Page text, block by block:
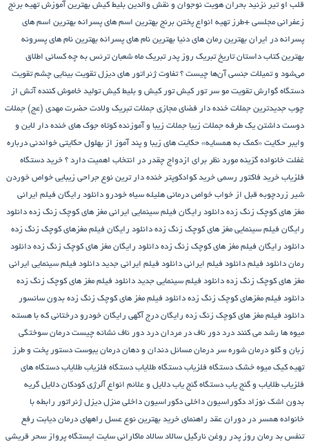
قلب او تیر نزنید بحران هویت نوجوان و نقش والدین بلیط کیش بهترین آموزش تهیه برنج
زعفرانی مجلسی +طرز تهیه انواع پختن برنج بهترین اسم های پسرانه بهترین اسم های
پسرانه در ایران بهترین رمان های دنیا بهترین نام های پسرانه بهترین نام های پسرونه
بهترین کتاب داستان تاریخ تبریک روز پدر تبریک ماه شعبان ترنس به چه کسانی اطلاق
می‌شود و تمیلات جنسی آن‌ها چیست ؟ تفاوت ژنراتور های دیزل تقویت بینایی چشم تقویت
دستگاه گوارش تقویت مو سر تور کیش تور کیش و بلیط کیش تولید خاموش کننده آتش از
چوب جدیدترین جملات خنده دار فضای مجازی جملات تبریک ولادت حضرت مهدی (عج) جملات
دوست داشتن یک طرفه جملات زیبا جملات زیبا و آموزنده کوتاه جوک های خنده دار لاین و
وایبر حکایت «کمک به همسایه» حکایت های زیبا و پند آموز از بهلول حکایتی خواندنی درباره
غفلت خانواده گزینه مورد نظر برای ازدواج چقدر در انتخاب اهمیت دارد ؟ خرید دستگاه
فلزیاب خرید فاکتور رسمی خرید کوادکوپتر خنده دار ترین نوع جراحی زیبایی خواص خوردن
شیر زردچوبه قبل از خواب خواص درمانی هلیله سیاه خودرو دانلود رایگان فیلم ایرانی
مغز های کوچک زنگ زده دانلود رایگان فیلم سینمایی ایرانی مغز های کوچک زنگ زده دانلود
رایگان فیلم سینمایی مغز های کوچک زنگ زده دانلود رایگان فیلم مغزهای کوچک زنگ زده
دانلود رایگان فیلم مغز های کوچک زنگ زده دانلود رایگان مغز های کوچک زنگ زده دانلود
رمان دانلود فیلم دانلود فیلم ایرانی دانلود فیلم ایرانی جدید دانلود فیلم سینمایی ایرانی
مغز های کوچک زنگ زده دانلود فیلم سینمایی جدید دانلود فیلم مغز های کوچک زنگ زده
دانلود فیلم مغزهای کوچک زنگ زده دانلود فیلم مغز های کوچک زنگ زده بدون سانسور
دانلود فیلم مغز های کوچک زنگ زده رایگان درج آگهی رایگان خودرو درختانی که با هسته
میوه ها رشد می کنند درد دور ناف در مردان درد دور ناف نشانه چیست درمان سوختگی
زبان و گلو درمان شوره سر درمان مسائل دندان و دهان درمان یبوست دستور پخت و طرز
تهیه کیک میوه خشک دستگاه فلزیاب دستگاه‌ طلایاب دستگاه‌ فلزیاب طلایاب دستگاه‌ های
فلزیاب طلایاب و گنج‌ یاب دستگاه‌ گنج‌ یاب دلایل و علائم انواع آلرژی کودکان دلایل گریه
بدون اشک نوزاد دکوراسیون داخلی دکوراسیون داخلی منزل دیزل ژنراتور رابطه با
خانواده همسر در دوران عقد راهنمای خرید بهترین نوع عسل راههای درمان دیابت رفع
تنفس بد رمان روز پدر روغن نارگیل سالاد سالاد ماکارانی سایت ایستگاه پرواز سحر قریشی